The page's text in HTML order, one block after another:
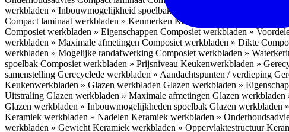
werkbladen » Inbouwmogelijkheid spoelbak Compact laminaat werkbladen
Compact laminaat werkbladen » Kenmerken Keukenwerkbladen »
Composiet werkbladen » Eigenschappen Composiet werkbladen »
werkbladen » Maximale afmetingen Composiet werkbladen » Dikte
werkbladen » Mogelijke randafwerking Composiet werkbladen »
spoelbak Composiet werkbladen » Prijsniveau Keukenwerkbladen »
samenstelling Gerecyclede werkbladen » Aandachtspunten / verdieping
Keukenwerkbladen » Glazen werkbladen Glazen werkbladen »
Uitstraling Glazen werkbladen » Maximale afmetingen Glazen werkbladen
Glazen werkbladen » Inbouwmogelijkheden spoelbak Glazen werkbladen
Keramiek werkbladen » Nadelen Keramiek werkbladen »
werkbladen » Gewicht Keramiek werkbladen » Oppervlaktestructuur